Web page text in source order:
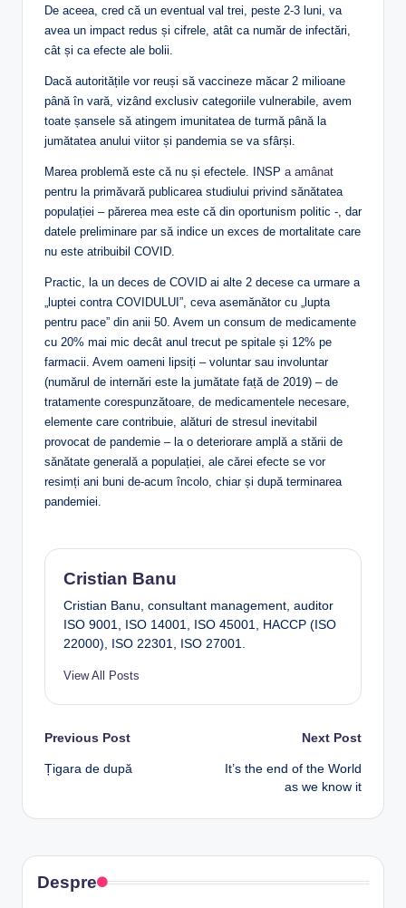
De aceea, cred că un eventual val trei, peste 2-3 luni, va
avea un impact redus și cifrele, atât ca număr de infectări,
cât și ca efecte ale bolii.
Dacă autoritățile vor reuși să vaccineze măcar 2 milioane
până în vară, vizând exclusiv categoriile vulnerabile, avem
toate șansele să atingem imunitatea de turmă până la
jumătatea anului viitor și pandemia se va sfârși.
Marea problemă este că nu și efectele. INSP a amânat
pentru la primăvară publicarea studiului privind sănătatea
populației – părerea mea este că din oportunism politic -, dar
datele preliminare par să indice un exces de mortalitate care
nu este atribuibil COVID.
Practic, la un deces de COVID ai alte 2 decese ca urmare a
„luptei contra COVIDULUI”, ceva asemănător cu „lupta
pentru pace” din anii 50. Avem un consum de medicamente
cu 20% mai mic decât anul trecut pe spitale și 12% pe
farmacii. Avem oameni lipsiți – voluntar sau involuntar
(numărul de internări este la jumătate față de 2019) – de
tratamente corespunzătoare, de medicamentele necesare,
elemente care contribuie, alături de stresul inevitabil
provocat de pandemie – la o deteriorare amplă a stării de
sănătate generală a populației, ale cărei efecte se vor
resimți ani buni de-acum încolo, chiar și după terminarea
pandemiei.
Cristian Banu
Cristian Banu, consultant management, auditor
ISO 9001, ISO 14001, ISO 45001, HACCP (ISO
22000), ISO 22301, ISO 27001.
View All Posts
Post
navigation
Previous Post
Țigara de după
Next Post
It’s the end of the World
as we know it
Despre